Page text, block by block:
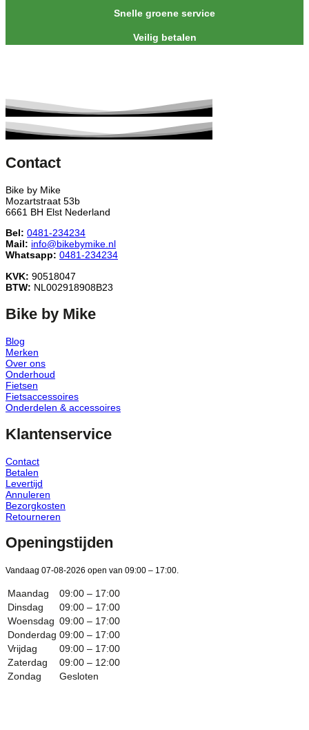
Snelle groene service
Veilig betalen
Contact
Bike by Mike
Mozartstraat 53b
6661 BH Elst Nederland
Bel: 0481-234234
Mail: info@bikebymike.nl
Whatsapp: 0481-234234
KVK: 90518047
BTW: NL002918908B23
Bike by Mike
Blog
Merken
Over ons
Onderhoud
Fietsen
Fietsaccessoires
Onderdelen & accessoires
Klantenservice
Contact
Betalen
Levertijd
Annuleren
Bezorgkosten
Retourneren
Openingstijden
Vandaag 07-08-2026 open van 09:00 – 17:00.
Maandag
09:00 – 17:00
Dinsdag
09:00 – 17:00
Woensdag 09:00 – 17:00
Donderdag 09:00 – 17:00
Vrijdag
09:00 – 17:00
Zaterdag
09:00 – 12:00
Zondag
Gesloten